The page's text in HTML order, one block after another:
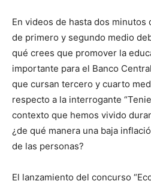
En videos de hasta dos
de primero y segundo medio
qué crees que promover la
importante para el Banco
que cursan tercero y cuarto
respecto a la interrogante
contexto que hemos vivido
¿de qué manera una baja
de las personas?
El lanzamiento del concurso